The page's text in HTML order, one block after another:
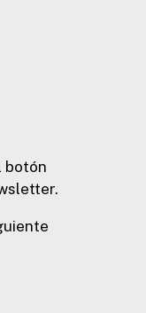
botón